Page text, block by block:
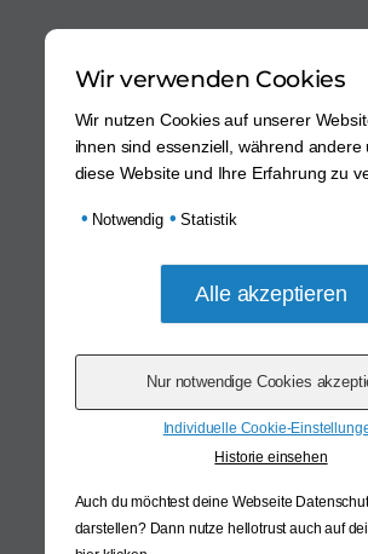
Wir verwenden Cookies
Wir nutzen Cookies auf unserer
ihnen sind essenziell, während andere
diese Website und Ihre Erfahrung zu
• Notwendig • Statistik
Individuelle Cookie-
Historie einsehen
Auch du möchtest deine Webseite
darstellen? Dann nutze hellotrust auch auf